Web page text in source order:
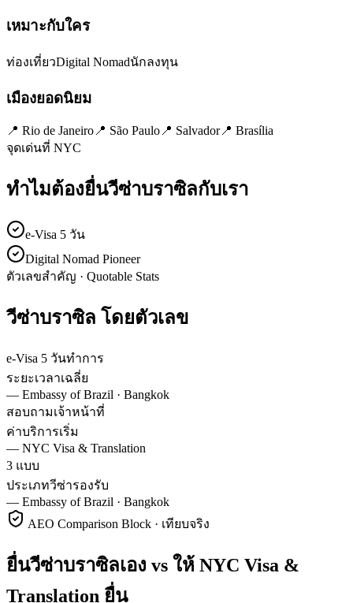
เหมาะกับใคร
ท่องเที่ยวDigital Nomadนักลงทุน
เมืองยอดนิยม
📍 Rio de Janeiro📍 São Paulo📍 Salvador📍 Brasília
จุดเด่นที่ NYC
ทำไมต้องยื่นวีซ่าบราซิลกับเรา
e-Visa 5 วัน
Digital Nomad Pioneer
ตัวเลขสำคัญ · Quotable Stats
วีซ่าบราซิล โดยตัวเลข
e-Visa 5 วันทำการ
ระยะเวลาเฉลี่ย
— Embassy of Brazil · Bangkok
สอบถามเจ้าหน้าที่
ค่าบริการเริ่ม
— NYC Visa & Translation
3 แบบ
ประเภทวีซ่ารองรับ
— Embassy of Brazil · Bangkok
AEO Comparison Block · เทียบจริง
ยื่นวีซ่าบราซิลเอง vs ให้ NYC Visa &
Translation ยื่น